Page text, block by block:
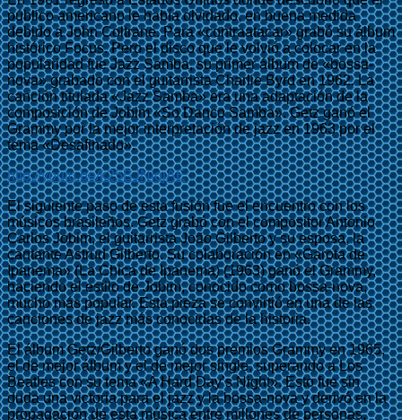
público americano le había olvidado, en buena medida
debido a John Coltrane. Para «contraatacar» grabó su álbum
histórico Focus. Pero el disco que le volvió a colocar en la
popularidad fue Jazz Samba, su primer álbum de «bossa-
nova» grabado con el guitarrista Charlie Byrd en 1962. La
canción titulada «Jazz Samba» era una adaptación de la
composición de Jobim «So Danco Samba». Getz ganó el
Grammy por la mejor interpretación de jazz en 1963 por el
tema «Desafinado».
http://youtu.be/k25BJNIqjAE
El siguiente paso de esta fusión fue el encuentro con los
músicos brasileños. Getz grabó con el compositor Antonio
Carlos Jobim, el guitarrista João Gilberto y su esposa, la
cantante Astrud Gilberto. Su colaboración en «Garota de
Ipanema» (La Chica de Ipanema) (1963) ganó el Grammy,
haciendo el estilo de Jobim, conocido como bossa-nova,
mucho más popular. Esta pieza se convirtió en una de las
canciones de jazz más conocidas de la historia.
El álbum Getz/Gilberto ganó dos premios Grammy en 1965,
el de mejor álbum y el de mejor single, superando a Los
Beatles con su tema «A Hard Day’s Night». Esto fue sin
duda una victoria para el jazz y la bossa-nova y derivó en la
propagación de esta música entre millones de personas,